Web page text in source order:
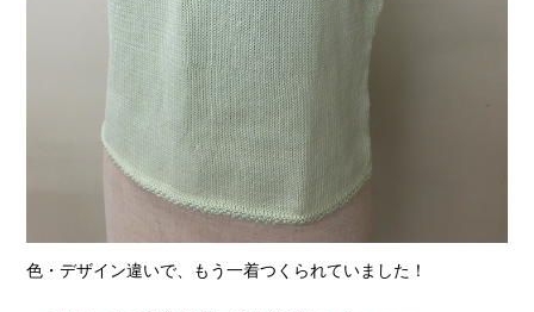
色・デザイン違いで、もう一着つくられていました！